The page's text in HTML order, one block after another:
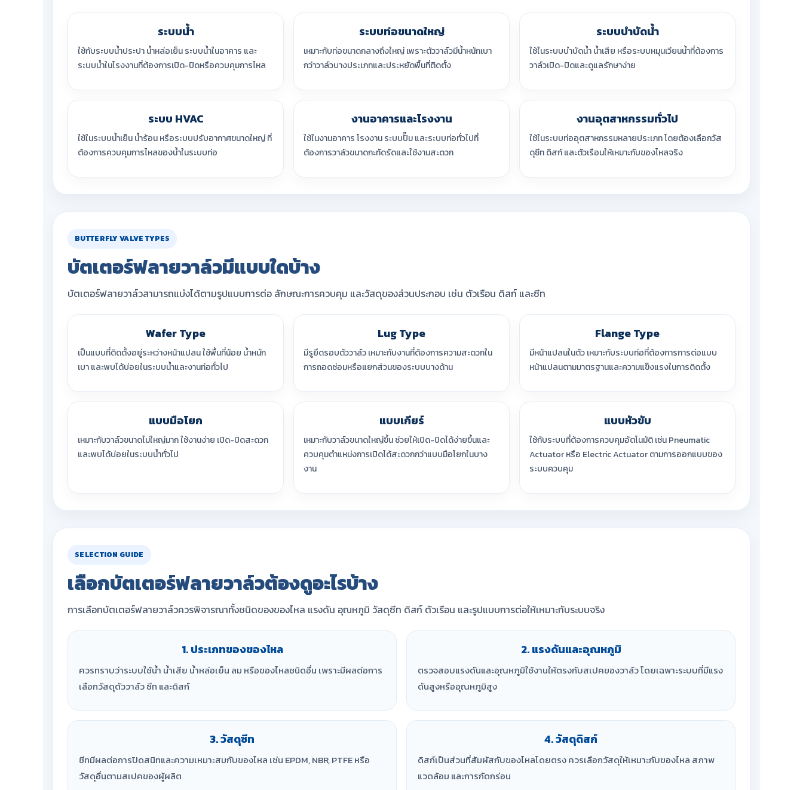
ระบบน้ำ
ใช้กับระบบน้ำประปา น้ำหล่อเย็น ระบบน้ำในอาคาร และ
ระบบน้ำในโรงงานที่ต้องการเปิด-ปิดหรือควบคุมการไหล
ระบบท่อขนาดใหญ่
เหมาะกับท่อขนาดกลางถึงใหญ่ เพราะตัววาล์วมีน้ำหนักเบา
กว่าวาล์วบางประเภทและประหยัดพื้นที่ติดตั้ง
ระบบบำบัดน้ำ
ใช้ในระบบบำบัดน้ำ น้ำเสีย หรือระบบหมุนเวียนน้ำที่ต้องการ
วาล์วเปิด-ปิดและดูแลรักษาง่าย
ระบบ HVAC
ใช้ในระบบน้ำเย็น น้ำร้อน หรือระบบปรับอากาศขนาดใหญ่ ที่
ต้องการควบคุมการไหลของน้ำในระบบท่อ
งานอาคารและโรงงาน
ใช้ในงานอาคาร โรงงาน ระบบปั๊ม และระบบท่อทั่วไปที่
ต้องการวาล์วขนาดกะทัดรัดและใช้งานสะดวก
งานอุตสาหกรรมทั่วไป
ใช้ในระบบท่ออุตสาหกรรมหลายประเภท โดยต้องเลือกวัส
ดุซีท ดิสก์ และตัวเรือนให้เหมาะกับของไหลจริง
BUTTERFLY VALVE TYPES
บัตเตอร์ฟลายวาล์วมีแบบใดบ้าง
บัตเตอร์ฟลายวาล์วสามารถแบ่งได้ตามรูปแบบการต่อ ลักษณะการควบคุม และวัสดุของส่วนประกอบ เช่น ตัวเรือน ดิสก์ และซีท
Wafer Type
เป็นแบบที่ติดตั้งอยู่ระหว่างหน้าแปลน ใช้พื้นที่น้อย น้ำหนัก
เบา และพบได้บ่อยในระบบน้ำและงานท่อทั่วไป
Lug Type
มีรูยึดรอบตัววาล์ว เหมาะกับงานที่ต้องการความสะดวกใน
การถอดซ่อมหรือแยกส่วนของระบบบางด้าน
Flange Type
มีหน้าแปลนในตัว เหมาะกับระบบท่อที่ต้องการการต่อแบบ
หน้าแปลนตามมาตรฐานและความแข็งแรงในการติดตั้ง
แบบมือโยก
เหมาะกับวาล์วขนาดไม่ใหญ่มาก ใช้งานง่าย เปิด-ปิดสะดวก
และพบได้บ่อยในระบบน้ำทั่วไป
แบบเกียร์
เหมาะกับวาล์วขนาดใหญ่ขึ้น ช่วยให้เปิด-ปิดได้ง่ายขึ้นและ
ควบคุมตำแหน่งการเปิดได้สะดวกกว่าแบบมือโยกในบาง
งาน
แบบหัวขับ
ใช้กับระบบที่ต้องการควบคุมอัตโนมัติ เช่น Pneumatic
Actuator หรือ Electric Actuator ตามการออกแบบของ
ระบบควบคุม
SELECTION GUIDE
เลือกบัตเตอร์ฟลายวาล์วต้องดูอะไรบ้าง
การเลือกบัตเตอร์ฟลายวาล์วควรพิจารณาทั้งชนิดของของไหล แรงดัน อุณหภูมิ วัสดุซีท ดิสก์ ตัวเรือน และรูปแบบการต่อให้เหมาะกับระบบจริง
1. ประเภทของของไหล
ควรทราบว่าระบบใช้น้ำ น้ำเสีย น้ำหล่อเย็น ลม หรือของไหลชนิดอื่น เพราะมีผลต่อการ
เลือกวัสดุตัววาล์ว ซีท และดิสก์
2. แรงดันและอุณหภูมิ
ตรวจสอบแรงดันและอุณหภูมิใช้งานให้ตรงกับสเปคของวาล์ว โดยเฉพาะระบบที่มีแรง
ดันสูงหรืออุณหภูมิสูง
3. วัสดุซีท
ซีทมีผลต่อการปิดสนิทและความเหมาะสมกับของไหล เช่น EPDM, NBR, PTFE หรือ
วัสดุอื่นตามสเปคของผู้ผลิต
4. วัสดุดิสก์
ดิสก์เป็นส่วนที่สัมผัสกับของไหลโดยตรง ควรเลือกวัสดุให้เหมาะกับของไหล สภาพ
แวดล้อม และการกัดกร่อน